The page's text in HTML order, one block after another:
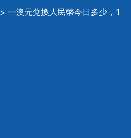
> 一澳元兌換人民幣今日多少，1